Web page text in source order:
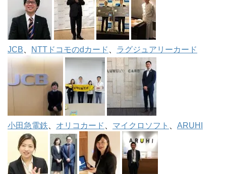
JCB NTTドコモのdカード ラグジュアリーカード
小田急電鉄 オリコカード マイクロソフト ARUHI